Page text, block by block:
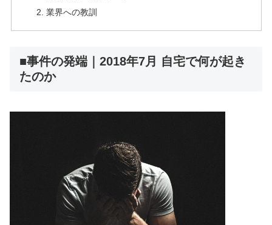
業界への教訓
■事件の発端｜2018年7月 自宅で何が起き
たのか